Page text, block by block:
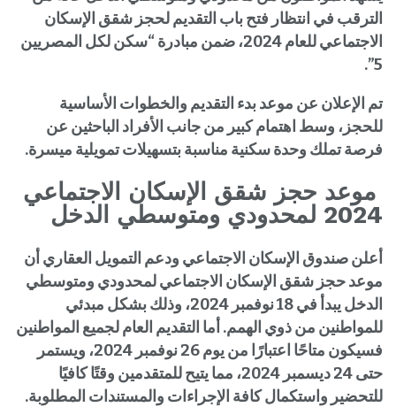
الترقب في انتظار فتح باب التقديم لحجز شقق الإسكان
الاجتماعي للعام 2024، ضمن مبادرة “سكن لكل المصريين
5”.
تم الإعلان عن موعد بدء التقديم والخطوات الأساسية
للحجز، وسط اهتمام كبير من جانب الأفراد الباحثين عن
فرصة تملك وحدة سكنية مناسبة بتسهيلات تمويلية ميسرة.
موعد حجز شقق الإسكان الاجتماعي
2024 لمحدودي ومتوسطي الدخل
أعلن صندوق الإسكان الاجتماعي ودعم التمويل العقاري أن
موعد حجز شقق الإسكان الاجتماعي لمحدودي ومتوسطي
الدخل يبدأ في 18 نوفمبر 2024، وذلك بشكل مبدئي
للمواطنين من ذوي الهمم. أما التقديم العام لجميع المواطنين
فسيكون متاحًا اعتبارًا من يوم 26 نوفمبر 2024، ويستمر
حتى 24 ديسمبر 2024، مما يتيح للمتقدمين وقتًا كافيًا
للتحضير واستكمال كافة الإجراءات والمستندات المطلوبة.